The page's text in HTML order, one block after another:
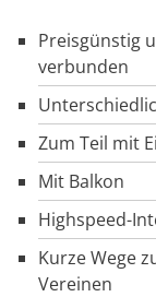
Preisgünstig
verbunden
Zum Teil mit
Mit Balkon
Highspeed-
Kurze Wege
Vereinen